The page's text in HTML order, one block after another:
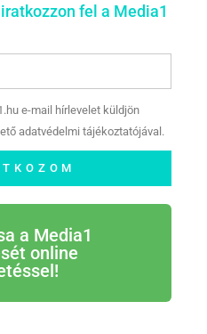
fel a Media1
e-mail hírlevelet küldjön
adatvédelmi tájékoztatójával.
a Media1
online